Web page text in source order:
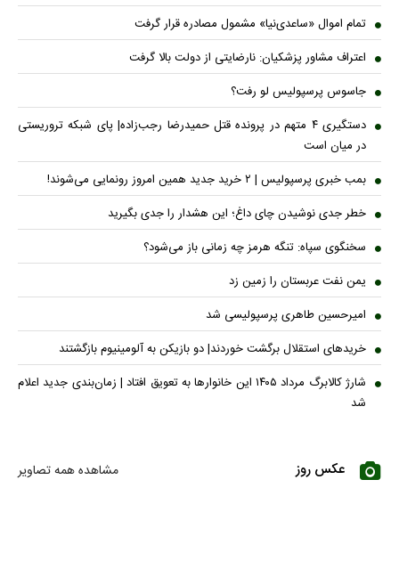
تمام اموال «ساعدی‌نیا» مشمول مصادره قرار گرفت
اعتراف مشاور پزشکیان: نارضایتی از دولت بالا گرفت
جاسوس پرسپولیس لو رفت؟
دستگیری ۴ متهم در پرونده قتل حمیدرضا رجب‌زاده| پای شبکه تروریستی
در میان است
بمب خبری پرسپولیس | ۲ خرید جدید همین امروز رونمایی می‌شوند!
خطر جدی نوشیدن چای داغ؛ این هشدار را جدی بگیرید
سخنگوی سپاه: تنگه هرمز چه زمانی باز می‌شود؟
یمن نفت عربستان را زمین زد
امیرحسین طاهری پرسپولیسی شد
خریدهای استقلال برگشت خوردند| دو بازیکن به آلومینیوم بازگشتند
شارژ کالابرگ مرداد ۱۴۰۵ این خانوار‌ها به تعویق افتاد | زمان‌بندی جدید اعلام
شد
عکس روز مشاهده همه تصاویر